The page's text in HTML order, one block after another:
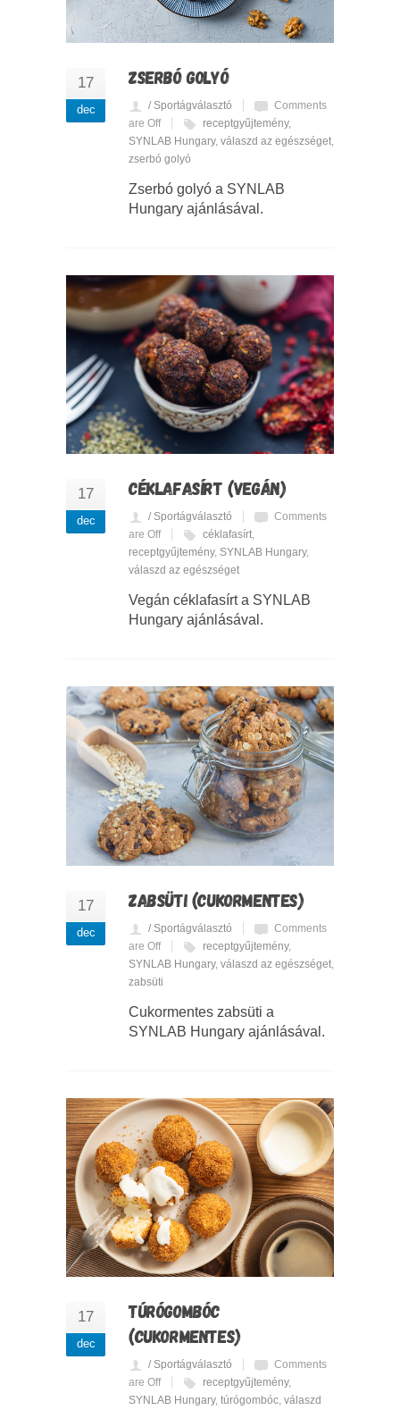
17
dec
ZSERBÓ GOLYÓ
/ Sportágválasztó
Comments
are Off
receptgyűjtemény,
SYNLAB Hungary, válaszd az egészséget,
zserbó golyó
Zserbó golyó a SYNLAB
Hungary ajánlásával.
17
dec
CÉKLAFASÍRT (VEGÁN)
/ Sportágválasztó
Comments
are Off
céklafasírt,
receptgyűjtemény, SYNLAB Hungary,
válaszd az egészséget
Vegán céklafasírt a SYNLAB
Hungary ajánlásával.
17
dec
ZABSÜTI (CUKORMENTES)
/ Sportágválasztó
Comments
are Off
receptgyűjtemény,
SYNLAB Hungary, válaszd az egészséget
zabsüti
Cukormentes zabsüti a
SYNLAB Hungary ajánlásával.
17
dec
TÚRÓGOMBÓC
(CUKORMENTES)
/ Sportágválasztó
Comments
are Off
receptgyűjtemény,
SYNLAB Hungary, túrógombóc válaszd